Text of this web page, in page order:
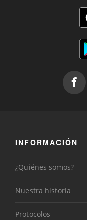
INFORMACIÓN
¿Quiénes somos?
Nuestra historia
Protocolos